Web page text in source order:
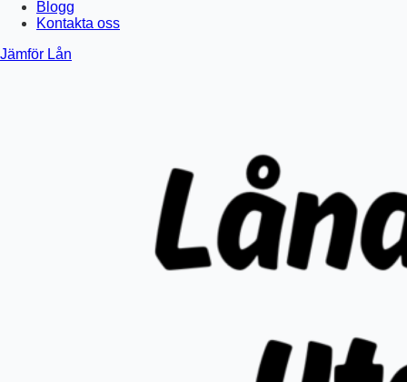
Blogg
Kontakta oss
Jämför Lån